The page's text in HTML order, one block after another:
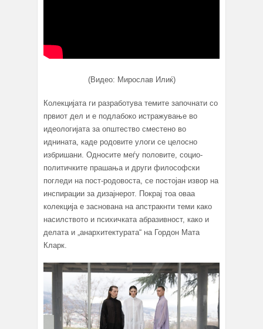
(Видео: Мирослав Илиќ)
Колекцијата ги разработува темите започнати со
првиот дел и е подлабоко истражување во
идеологијата за општество сместено во
иднината, каде родовите улоги се целосно
избришани. Односите меѓу половите, социо-
политичките прашања и други философски
погледи на пост-родовоста, се постојан извор на
инспирации за дизајнерот. Покрај тоа оваа
колекција е заснована на апстракнти теми како
насилството и психичката абразивност, како и
делата и „анархитектурата“ на Гордон Мата
Кларк.